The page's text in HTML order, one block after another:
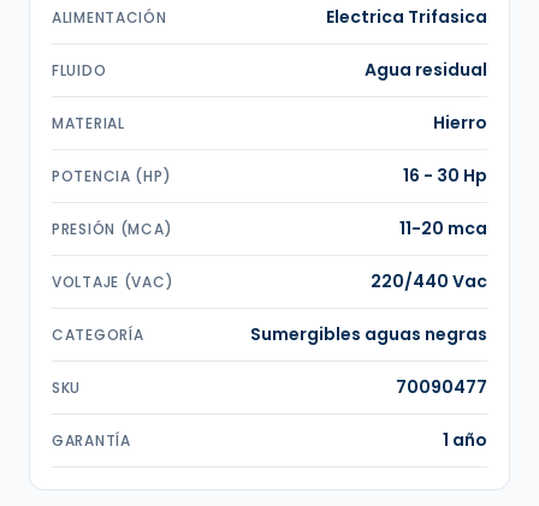
ALIMENTACIÓN Electrica Trifasica
FLUIDO Agua residual
MATERIAL Hierro
POTENCIA (HP) 16 - 30 Hp
PRESIÓN (MCA) 11-20 mca
VOLTAJE (VAC) 220/440 Vac
CATEGORÍA Sumergibles aguas negras
SKU 70090477
GARANTÍA 1 año